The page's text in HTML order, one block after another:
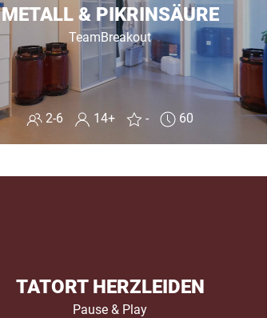
METALL & PIKRINSÄURE
TeamBreakout
2-6 14+ - 60
TATORT HERZLEIDEN
Pause & Play